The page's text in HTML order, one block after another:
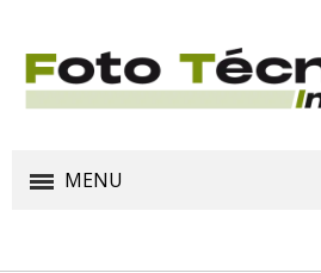
MENU